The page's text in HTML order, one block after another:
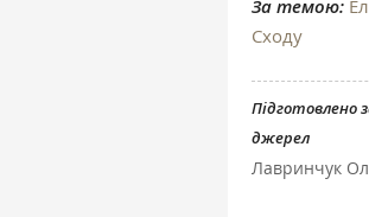
За темою:
Сходу
Підготовлено
джерел
Лавринчук